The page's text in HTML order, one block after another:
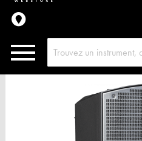
Pièces détachées